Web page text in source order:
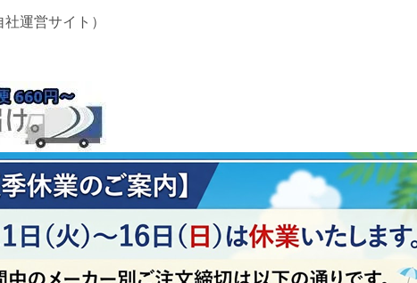
運営サイト）